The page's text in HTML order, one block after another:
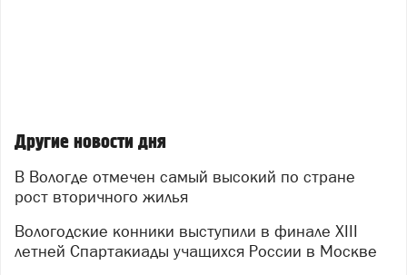
Другие новости дня
В Вологде отмечен самый высокий по стране
рост вторичного жилья
Вологодские конники выступили в финале XIII
летней Спартакиады учащихся России в Москве